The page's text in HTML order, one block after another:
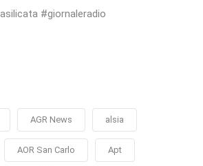
#giornaleradio
AGR News alsia
AOR San Carlo Apt